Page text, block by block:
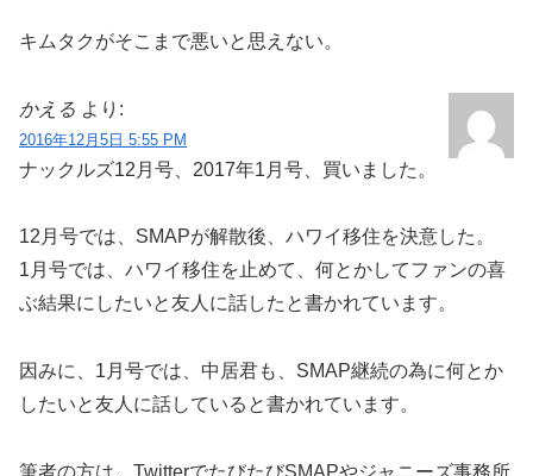
キムタクがそこまで悪いと思えない。
かえる より:
2016年12月5日 5:55 PM
ナックルズ12月号、2017年1月号、買いました。
12月号では、SMAPが解散後、ハワイ移住を決意した。
1月号では、ハワイ移住を止めて、何とかしてファンの喜
ぶ結果にしたいと友人に話したと書かれています。
因みに、1月号では、中居君も、SMAP継続の為に何とか
したいと友人に話していると書かれています。
筆者の方は、TwitterでたびたびSMAPやジャニーズ事務所